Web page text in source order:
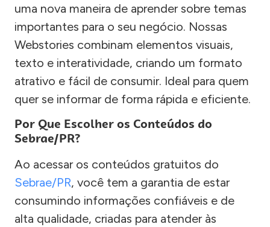
uma nova maneira de aprender sobre temas
importantes para o seu negócio. Nossas
Webstories combinam elementos visuais,
texto e interatividade, criando um formato
atrativo e fácil de consumir. Ideal para quem
quer se informar de forma rápida e eficiente.
Por Que Escolher os Conteúdos do
Sebrae/PR?
Ao acessar os conteúdos gratuitos do
Sebrae/PR, você tem a garantia de estar
consumindo informações confiáveis e de
alta qualidade, criadas para atender às